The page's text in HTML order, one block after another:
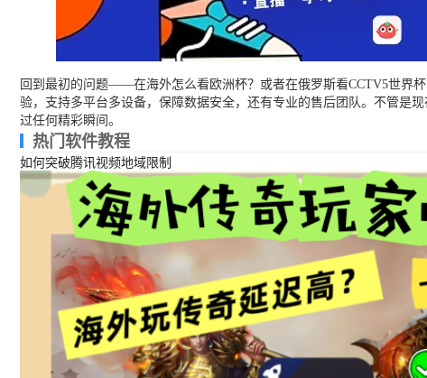
回到最初的问题——在海外怎么看欧洲杯？或者在俄罗斯看CCTV5世界
验，支持多平台多设备，保障数据安全，还有专业的售后团队。不管是
过任何精彩瞬间。
热门软件教程
如何突破腾讯视频地域限制